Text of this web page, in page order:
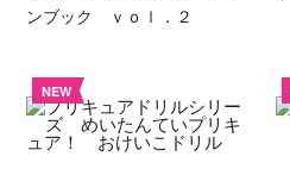
ンブック ｖｏｌ．２
NEW